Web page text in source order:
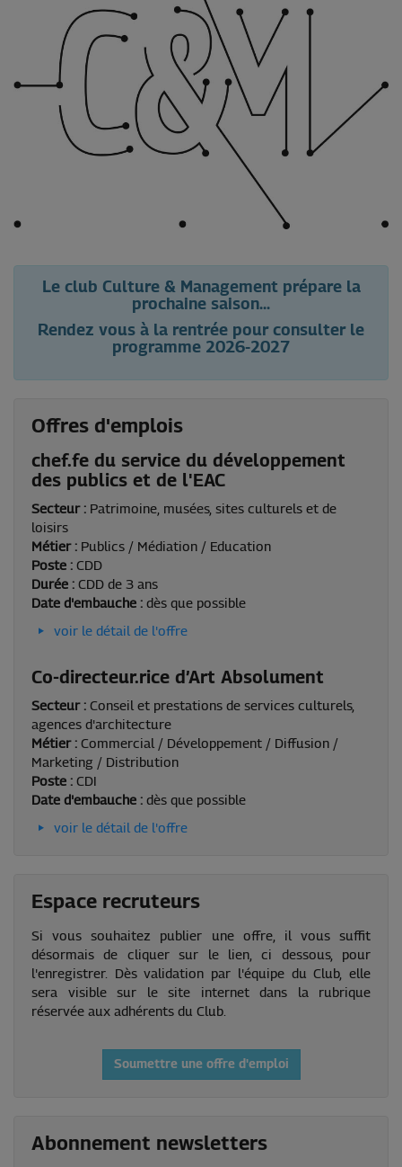
Le club Culture & Management prépare la
prochaine saison...
Rendez vous à la rentrée pour consulter le
programme 2026-2027
Offres d'emplois
chef.fe du service du développement
des publics et de l'EAC
Secteur : Patrimoine, musées, sites culturels et de
loisirs
Métier : Publics / Médiation / Education
Poste : CDD
Durée : CDD de 3 ans
Date d'embauche : dès que possible
voir le détail de l'offre
Co-directeur.rice d’Art Absolument
Secteur : Conseil et prestations de services culturels,
agences d'architecture
Métier : Commercial / Développement / Diffusion /
Marketing / Distribution
Poste : CDI
Date d'embauche : dès que possible
voir le détail de l'offre
Espace recruteurs
Si vous souhaitez publier une offre, il vous suffit
désormais de cliquer sur le lien, ci dessous, pour
l'enregistrer. Dès validation par l'équipe du Club, elle
sera visible sur le site internet dans la rubrique
réservée aux adhérents du Club.
Soumettre une offre d'emploi
Abonnement newsletters